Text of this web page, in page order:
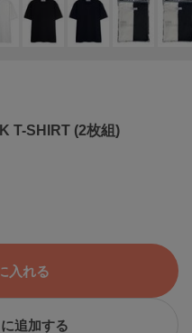
T-SHIRT (2枚組)
入れる
追加する